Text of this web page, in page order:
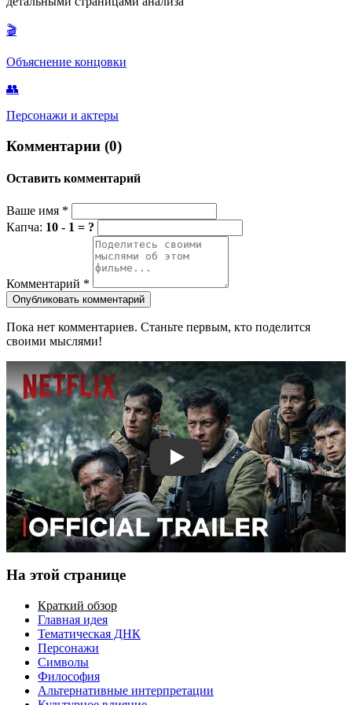
только физическое, превосходство.
🎬
Объяснение концовки
👥
Персонажи и актеры
Комментарии (0)
Оставить комментарий
Ваше имя *
Капча: 10 - 1 = ?
Комментарий *
Опубликовать комментарий
Пока нет комментариев. Станьте первым, кто поделится
своими мыслями!
Смотреть трейлер
На этой странице
Краткий обзор
Главная идея
Тематическая ДНК
Персонажи
Символы
Философия
Альтернативные интерпретации